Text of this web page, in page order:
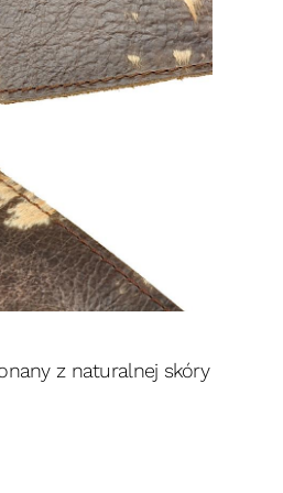
z naturalnej skóry